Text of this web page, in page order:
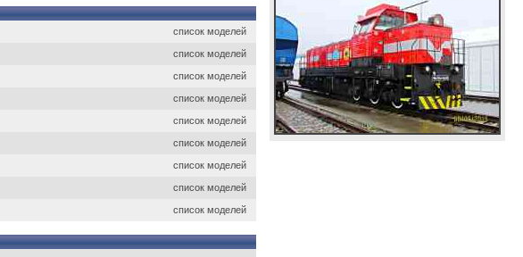
список моделей
список моделей
список моделей
список моделей
список моделей
список моделей
список моделей
список моделей
список моделей